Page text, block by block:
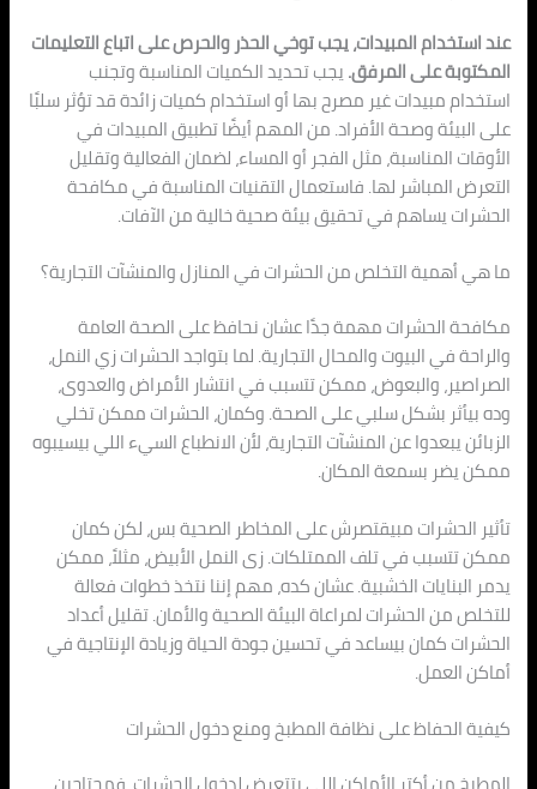
عند استخدام المبيدات، يجب توخي الحذر والحرص على اتباع التعليمات
المكتوبة على المرفق.يجب تحديد الكميات المناسبة وتجنب
استخدام مبيدات غير مصرح بها أو استخدام كميات زائدة قد تؤثر سلبًا
على البيئة وصحة الأفراد. من المهم أيضًا تطبيق المبيدات في
الأوقات المناسبة، مثل الفجر أو المساء، لضمان الفعالية وتقليل
التعرض المباشر لها. فاستعمال التقنيات المناسبة في مكافحة
الحشرات يساهم في تحقيق بيئة صحية خالية من الآفات.
ما هي أهمية التخلص من الحشرات في المنازل والمنشآت التجارية؟
مكافحة الحشرات مهمة جدًا عشان نحافظ على الصحة العامة
والراحة في البيوت والمحال التجارية. لما بتواجد الحشرات زي النمل،
الصراصير، والبعوض، ممكن تتسبب في انتشار الأمراض والعدوى،
وده بيأثر بشكل سلبي على الصحة. وكمان، الحشرات ممكن تخلي
الزبائن يبعدوا عن المنشآت التجارية، لأن الانطباع السيء اللي بيسيبوه
ممكن يضر بسمعة المكان.
تأثير الحشرات مبيقتصرش على المخاطر الصحية بس، لكن كمان
ممكن تتسبب في تلف الممتلكات. زى النمل الأبيض، مثلاً، ممكن
يدمر البنايات الخشبية. عشان كده، مهم إننا نتخذ خطوات فعالة
للتخلص من الحشرات لمراعاة البيئة الصحية والأمان. تقليل أعداد
الحشرات كمان بيساعد في تحسين جودة الحياة وزيادة الإنتاجية في
أماكن العمل.
كيفية الحفاظ على نظافة المطبخ ومنع دخول الحشرات